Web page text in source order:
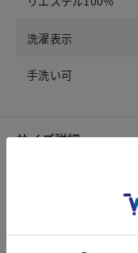
洗濯表示
手洗い可
サイズ詳細